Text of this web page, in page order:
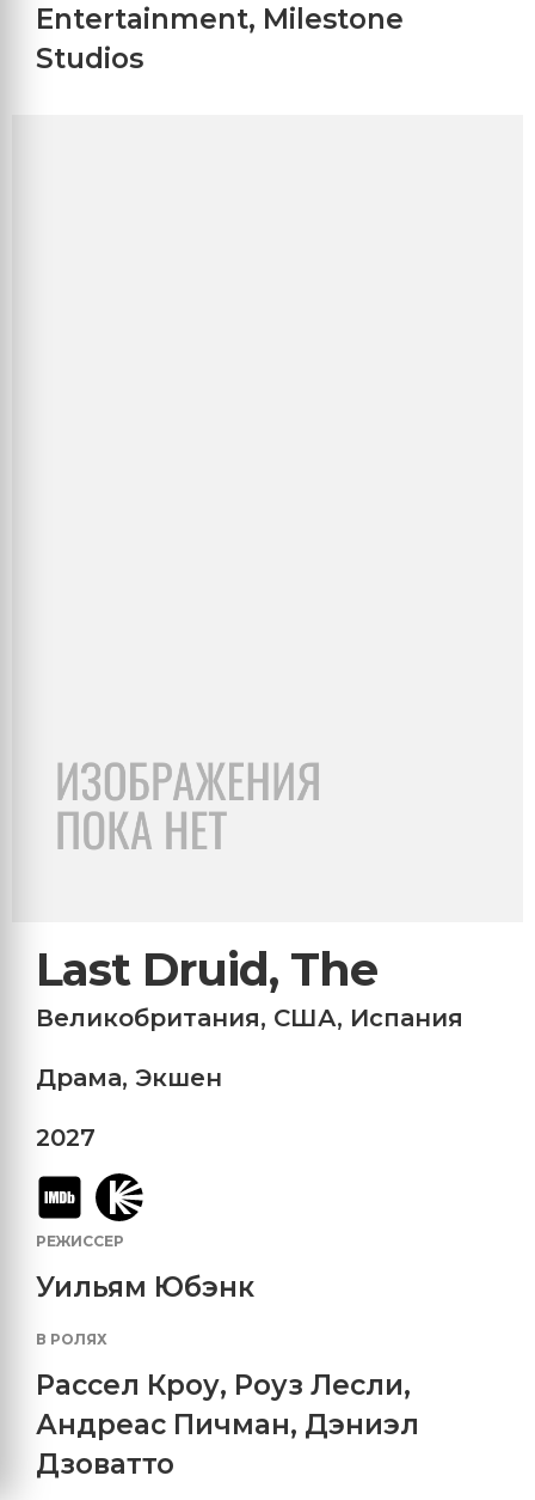
Entertainment, Milestone
Studios
Last Druid, The
Великобритания, США, Испания
Драма, Экшен
2027
РЕЖИССЕР
Уильям Юбэнк
В РОЛЯХ
Рассел Кроу, Роуз Лесли,
Андреас Пичман, Дэниэл
Дзоватто